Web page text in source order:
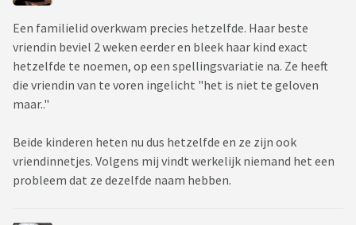
Een familielid overkwam precies hetzelfde. Haar beste
vriendin beviel 2 weken eerder en bleek haar kind exact
hetzelfde te noemen, op een spellingsvariatie na. Ze heeft
die vriendin van te voren ingelicht "het is niet te geloven
maar.."
Beide kinderen heten nu dus hetzelfde en ze zijn ook
vriendinnetjes. Volgens mij vindt werkelijk niemand het een
probleem dat ze dezelfde naam hebben.